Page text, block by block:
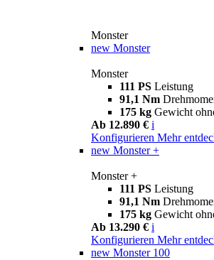
Monster
new Monster
Monster
111 PS Leistung
91,1 Nm
175 kg Gewicht
Ab 12.890 € i
Konfigurieren Mehr
new Monster +
Monster +
111 PS Leistung
91,1 Nm
175 kg Gewicht
Ab 13.290 € i
Konfigurieren Mehr
new Monster 100